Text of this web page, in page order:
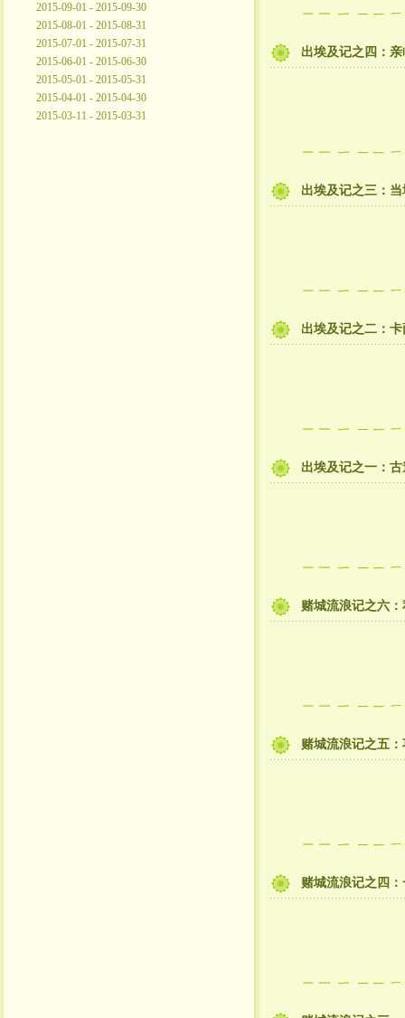
2015-09-01 - 2015-09-30
2015-08-01 - 2015-08-31
2015-07-01 - 2015-07-31
2015-06-01 - 2015-06-30
2015-05-01 - 2015-05-31
2015-04-01 - 2015-04-30
2015-03-11 - 2015-03-31
出埃及记之四：
出埃及记之三：
出埃及记之二：
出埃及记之一：
赌城流浪记之六
赌城流浪记之五
赌城流浪记之四